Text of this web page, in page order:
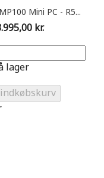
Mini PC - R5...
kr.
lager